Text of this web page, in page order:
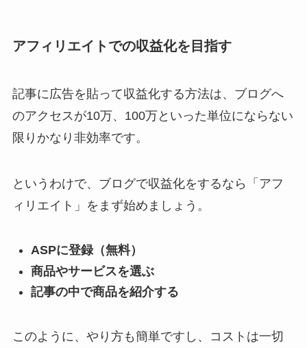
アフィリエイトでの収益化を目指す
記事に広告を貼って収益化する方法は、ブログへ
のアクセスが10万、100万といった単位にならない
限りかなり非効率です。
というわけで、ブログで収益化をするなら「アフ
ィリエイト」をまず始めましょう。
ASPに登録（無料）
商品やサービスを選ぶ
記事の中で商品を紹介する
このように、やり方も簡単ですし、コストは一切